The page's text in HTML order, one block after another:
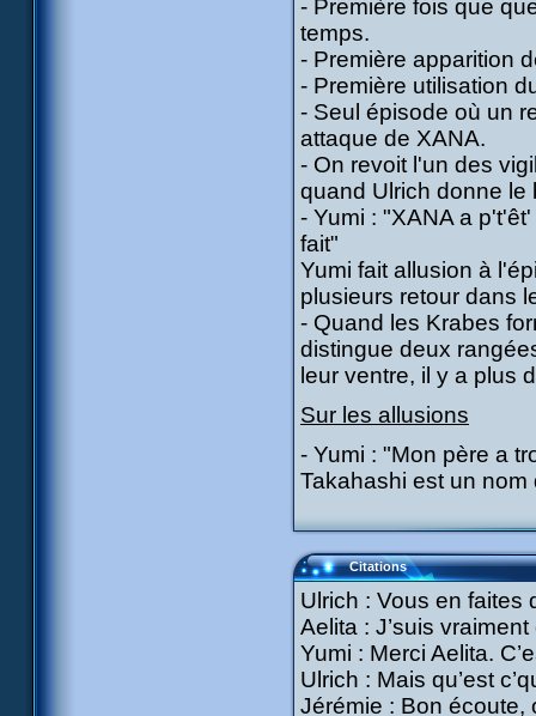
- Première fois que
temps.
- Première apparition
- Première utilisation
- Seul épisode où un
attaque de XANA.
- On revoit l'un des
quand Ulrich donne le
- Yumi : "XANA a
fait"
Yumi fait allusion à
plusieurs retour dans
- Quand les Krabes
distingue deux
leur ventre, il y a plus
Sur les allusions
- Yumi : "Mon père a
Takahashi est un
Citations
Ulrich : Vous en faites
Aelita : J’suis
Yumi : Merci Aelita.
Ulrich : Mais qu’est
Jérémie : Bon écoute,